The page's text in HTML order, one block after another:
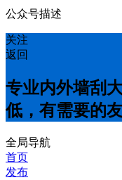
公众号描述
关注
返回
专业内外墙刮
低，有需要的
全局导航
首页
发布